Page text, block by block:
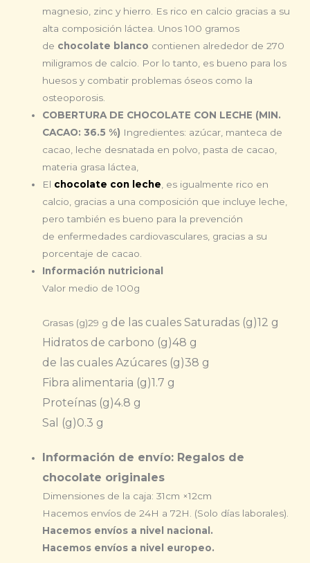
magnesio, zinc y hierro. Es rico en calcio gracias a su
alta composición láctea. Unos 100 gramos
de chocolate blanco contienen alrededor de 270
miligramos de calcio. Por lo tanto, es bueno para los
huesos y combatir problemas óseos como la
osteoporosis.
COBERTURA DE CHOCOLATE CON LECHE (MIN.
CACAO: 36.5 %) Ingredientes: azúcar, manteca de
cacao, leche desnatada en polvo, pasta de cacao,
materia grasa láctea,
El chocolate con leche , es igualmente rico en
calcio, gracias a una composición que incluye leche,
pero también es bueno para la prevención
de enfermedades cardiovasculares, gracias a su
porcentaje de cacao.
Información nutricional
Valor medio de 100g
Grasas (g)29 g de las cuales Saturadas (g)12 g
Hidratos de carbono (g)48 g
de las cuales Azúcares (g)38 g
Fibra alimentaria (g)1.7 g
Proteínas (g)4.8 g
Sal (g)0.3 g
Información de envío: Regalos de
chocolate originales
Dimensiones de la caja: 31cm ×12cm
Hacemos envíos de 24H a 72H. (Solo días laborales).
Hacemos envíos a nivel nacional.
Hacemos envíos a nivel europeo.